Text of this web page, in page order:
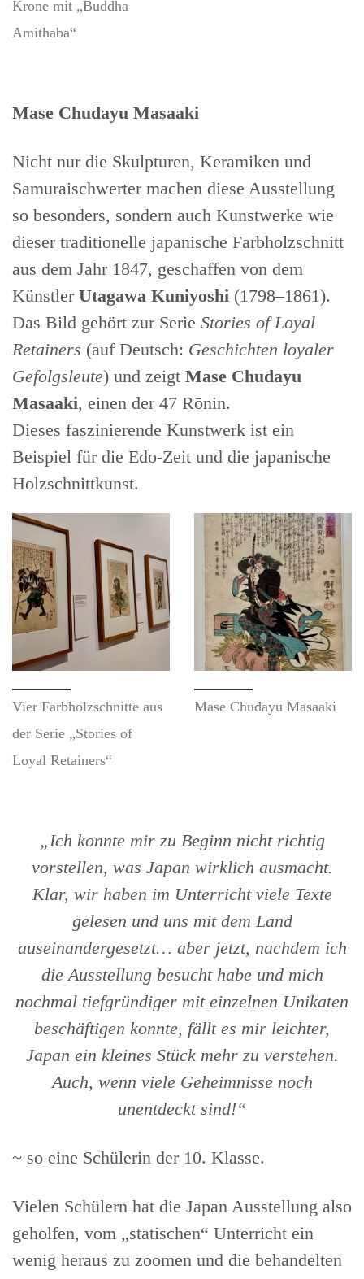
Krone mit „Buddha
Amithaba“
Mase Chudayu Masaaki
Nicht nur die Skulpturen, Keramiken und
Samuraischwerter machen diese Ausstellung
so besonders, sondern auch Kunstwerke wie
dieser traditionelle japanische Farbholzschnitt
aus dem Jahr 1847, geschaffen von dem
Künstler Utagawa Kuniyoshi (1798–1861).
Das Bild gehört zur Serie Stories of Loyal
Retainers (auf Deutsch: Geschichten loyaler
Gefolgsleute) und zeigt Mase Chudayu
Masaaki, einen der 47 Rōnin.
Dieses faszinierende Kunstwerk ist ein
Beispiel für die Edo-Zeit und die japanische
Holzschnittkunst.
Vier Farbholzschnitte aus
der Serie „Stories of
Loyal Retainers“
Mase Chudayu Masaaki
„Ich konnte mir zu Beginn nicht richtig
vorstellen, was Japan wirklich ausmacht.
Klar, wir haben im Unterricht viele Texte
gelesen und uns mit dem Land
auseinandergesetzt… aber jetzt, nachdem ich
die Ausstellung besucht habe und mich
nochmal tiefgründiger mit einzelnen Unikaten
beschäftigen konnte, fällt es mir leichter,
Japan ein kleines Stück mehr zu verstehen.
Auch, wenn viele Geheimnisse noch
unentdeckt sind!“
~ so eine Schülerin der 10. Klasse.
Vielen Schülern hat die Japan Ausstellung also
geholfen, vom „statischen“ Unterricht ein
wenig heraus zu zoomen und die behandelten